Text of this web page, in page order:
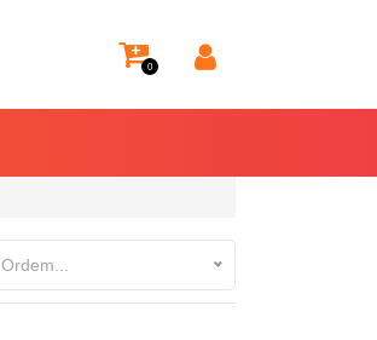
0
Ordem...